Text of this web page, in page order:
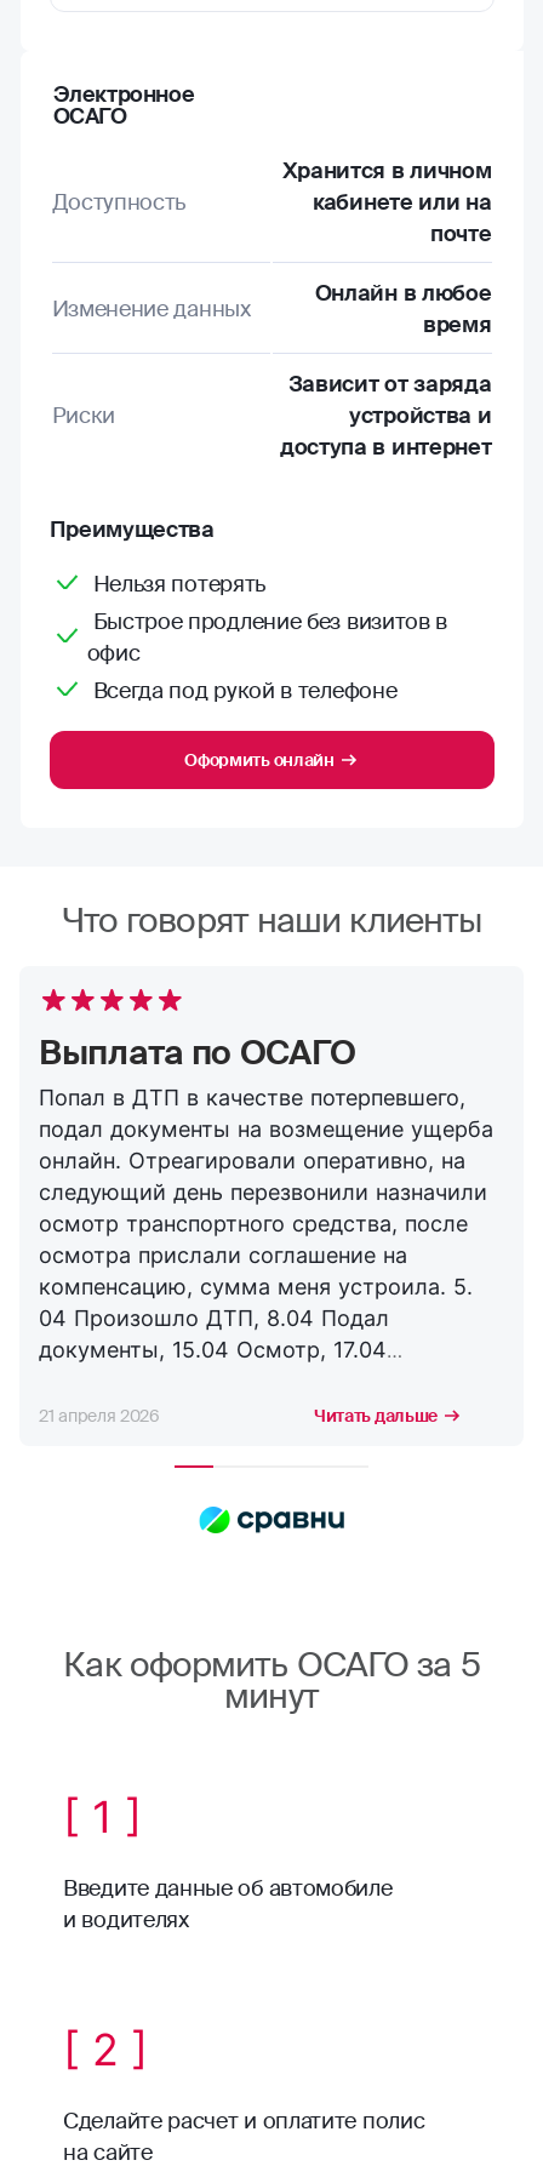
Электронное
ОСАГО
Доступность
Хранится в личном
кабинете или на
почте
Изменение данных
Онлайн в любое
время
Риски
Зависит от заряда
устройства и
доступа в интернет
Преимущества
Нельзя потерять
Быстрое продление без визитов в
офис
Всегда под рукой в телефоне
Оформить онлайн
Что говорят наши клиенты
Выплата по ОСАГО
Попал в ДТП в качестве потерпевшего,
подал документы на возмещение ущерба
онлайн. Отреагировали оперативно, на
следующий день перезвонили назначили
осмотр транспортного средства, после
осмотра прислали соглашение на
компенсацию, сумма меня устроила. 5.
04 Произошло ДТП, 8.04 Подал
документы, 15.04 Осмотр, 17.04
сотрудничать с компанией дальше,
21 апреля 2026 Читать дальше
Как оформить ОСАГО за 5
минут
[ 1 ]
Введите данные об автомобиле
и водителях
[ 2 ]
Сделайте расчет и оплатите полис
на сайте